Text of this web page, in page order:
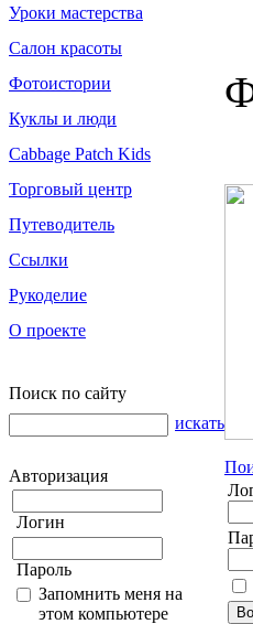
Уроки мастерства
Салон красоты
Фотоистории
Куклы и люди
Cabbage Patch Kids
Торговый центр
Путеводитель
Ссылки
Рукоделие
О проекте
Поиск по сайту
искать
Авторизация
Логин
Пароль
Запомнить меня на
этом компьютере